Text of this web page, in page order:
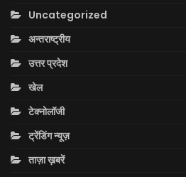
Uncategorized
अन्तराष्ट्रीय
उत्तर प्रदेश
खेल
टेक्नोलॉजी
ट्रेंडिंग न्यूज़
ताज़ा ख़बरें